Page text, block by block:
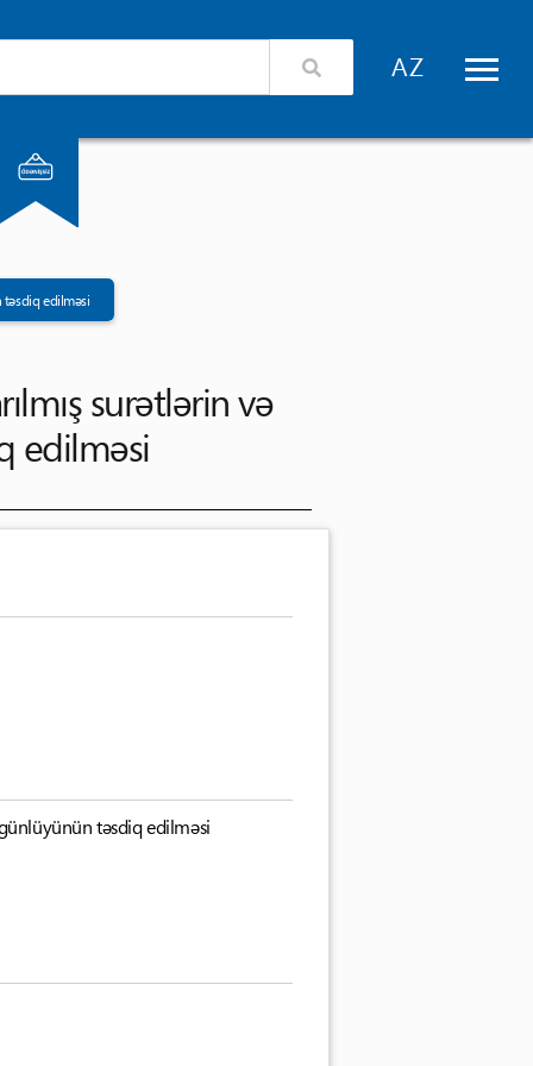
Xidmət təminatçıları üçün giriş
təsdiq edilməsi
surətlərin və
edilməsi
təsdiq edilməsi